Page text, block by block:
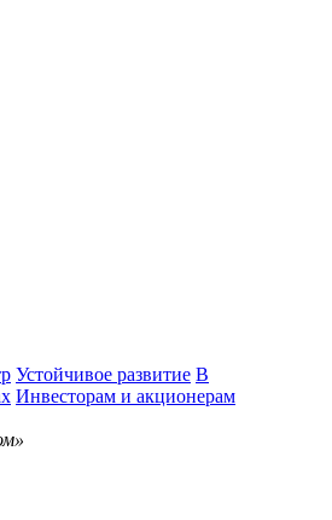
Устойчивое развитие В
Инвесторам и акционерам